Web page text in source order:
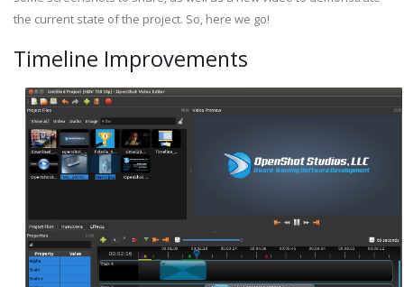
the current state of the project. So, here we go!
Timeline Improvements